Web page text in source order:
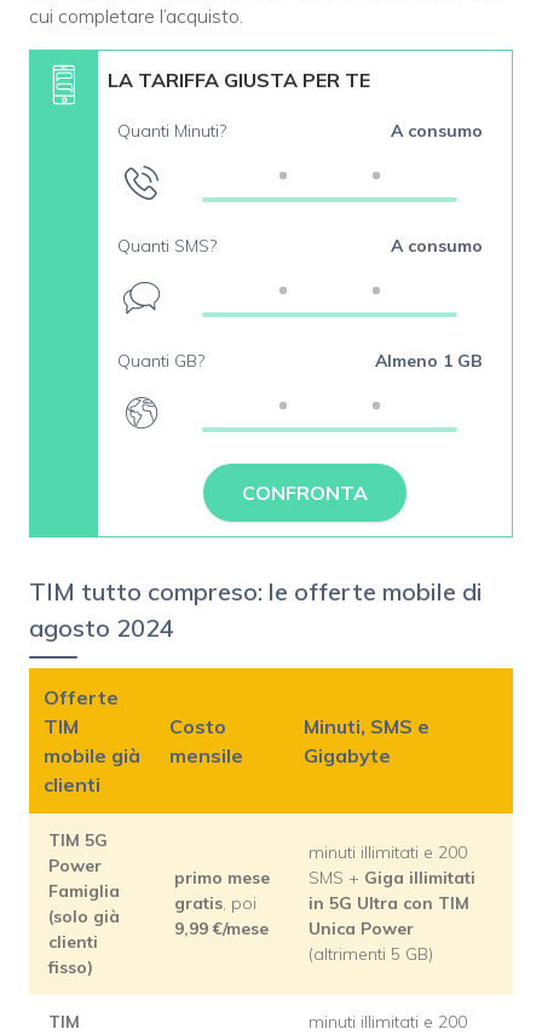
cui completare l’acquisto.
LA TARIFFA GIUSTA PER TE
Quanti Minuti? A consumo
Quanti SMS? A consumo
Quanti GB? Almeno 1 GB
CONFRONTA
TIM tutto compreso: le offerte mobile di
agosto 2024
Offerte
TIM
mobile già
clienti
Costo
mensile
Minuti, SMS e
Gigabyte
TIM 5G
Power
Famiglia
(solo già
clienti
fisso)
primo mese
gratis, poi
9,99 €/mese
minuti illimitati e 200
SMS + Giga illimitati
in 5G Ultra con TIM
Unica Power
(altrimenti 5 GB)
TIM
minuti illimitati e 200